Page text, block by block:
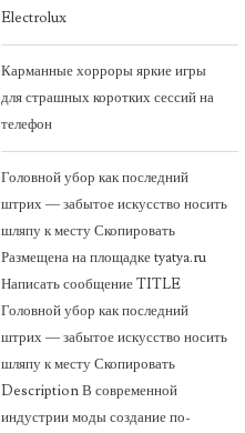
Electrolux
Карманные хорроры яркие игры
для страшных коротких сессий на
телефон
Головной убор как последний
штрих — забытое искусство носить
шляпу к месту Скопировать
Размещена на площадке tyatya.ru
Написать сообщение TITLE
Головной убор как последний
штрих — забытое искусство носить
шляпу к месту Скопировать
Description В современной
индустрии моды создание по-